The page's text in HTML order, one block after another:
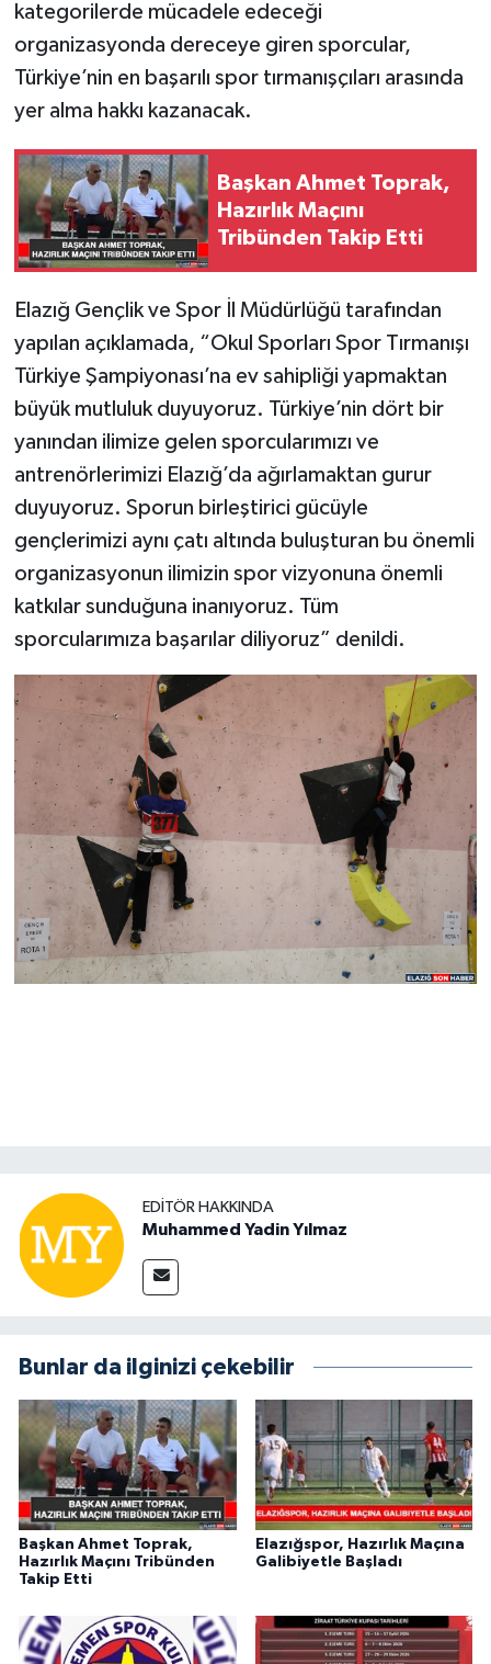
kategorilerde mücadele edeceği
organizasyonda dereceye giren sporcular,
Türkiye’nin en başarılı spor tırmanışçıları arasında
yer alma hakkı kazanacak.
Başkan Ahmet Toprak,
Hazırlık Maçını
Tribünden Takip Etti
Elazığ Gençlik ve Spor İl Müdürlüğü tarafından
yapılan açıklamada, “Okul Sporları Spor Tırmanışı
Türkiye Şampiyonası’na ev sahipliği yapmaktan
büyük mutluluk duyuyoruz. Türkiye’nin dört bir
yanından ilimize gelen sporcularımızı ve
antrenörlerimizi Elazığ’da ağırlamaktan gurur
duyuyoruz. Sporun birleştirici gücüyle
gençlerimizi aynı çatı altında buluşturan bu önemli
organizasyonun ilimizin spor vizyonuna önemli
katkılar sunduğuna inanıyoruz. Tüm
sporcularımıza başarılar diliyoruz” denildi.
EDITÖR HAKKINDA
Muhammed Yadin Yılmaz
Bunlar da ilginizi çekebilir
Başkan Ahmet Toprak,
Hazırlık Maçını Tribünden
Takip Etti
Elazığspor, Hazırlık Maçına
Galibiyetle Başladı